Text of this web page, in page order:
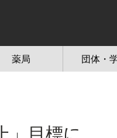
薬局 団体・
」目標に